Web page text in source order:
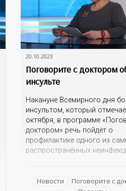
20.10.2023
Поговорите с доктором
инсульте
Накануне Всемирного дня
инсультом, который
октября, в программе
доктором» речь пойдёт о
профилактике одного из
распространённых
Каковы его первые
Новости
Поговорите с